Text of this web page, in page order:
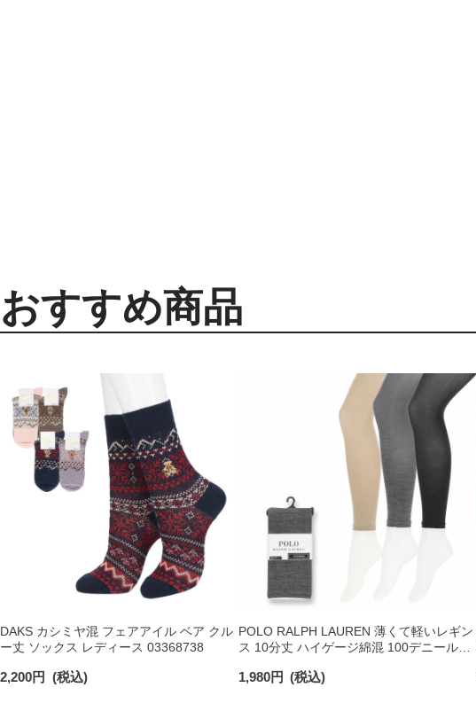
おすすめ商品
DAKS カシミヤ混 フェアアイル ベア クル
ー丈 ソックス レディース 03368738
2,200円 (税込)
POLO RALPH LAUREN 薄くて軽いレギン
ス 10分丈 ハイゲージ綿混 100デニール相
1,980円 (税込)